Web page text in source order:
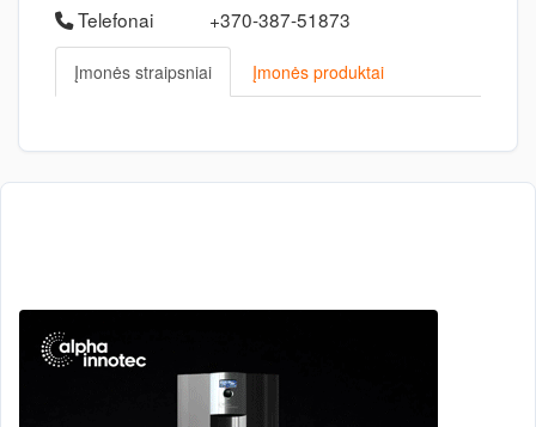
Telefonai
+370-387-51873
Įmonės straipsniai Įmonės produktai